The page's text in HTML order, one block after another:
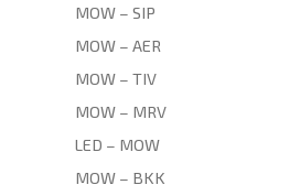
MOW – SIP
MOW – AER
MOW – TIV
MOW – MRV
LED – MOW
MOW – BKK